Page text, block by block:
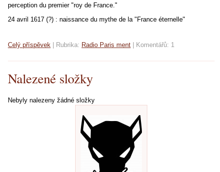
perception du premier "roy de France."
24 avril 1617 (?) : naissance du mythe de la "France éternelle"
Celý příspěvek Rubrika: Radio Paris ment Komentářů: 1
Nalezené složky
Nebyly nalezeny žádné složky